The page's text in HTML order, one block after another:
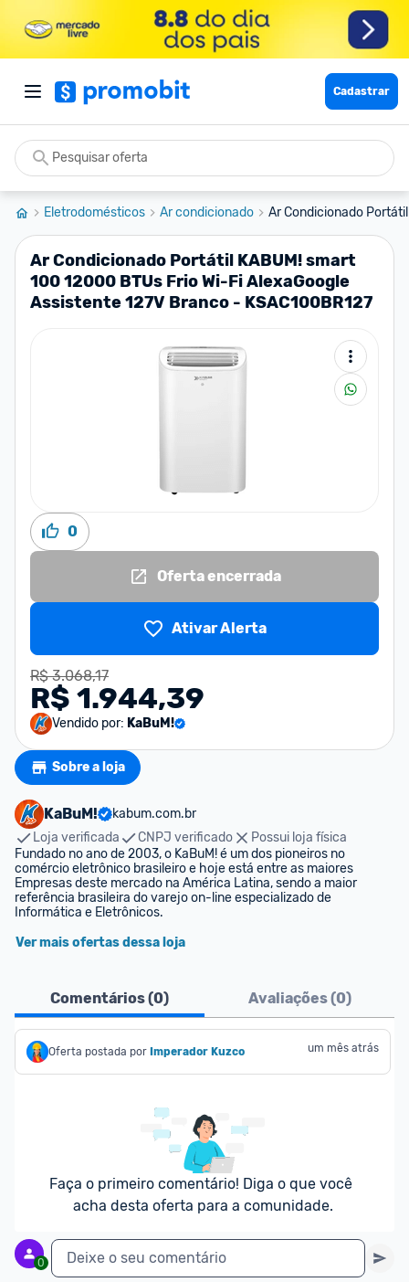
Cadastrar
Eletrodomésticos Ar condicionado Ar Condicionado
Ar Condicionado Portátil KABUM! smart
100 12000 BTUs Frio Wi-Fi AlexaGoogle
Assistente 127V Branco - KSAC100BR127
0
Oferta encerrada
Ativar Alerta
R$ 3.068,17
R$ 1.944,39
Vendido por: KaBuM!
Sobre a loja
KaBuM!
kabum.com.br
Loja verificada
CNPJ verificado
Possui loja física
Fundado no ano de 2003, o KaBuM! é um dos pioneiros no
comércio eletrônico brasileiro e hoje está entre as maiores
Empresas deste mercado na América Latina, sendo a maior
referência brasileira do varejo on-line especializado de
Informática e Eletrônicos.
Ver mais ofertas dessa loja
Comentários (0) Avaliações (0)
Oferta postada por Imperador Kuzco um mês atrás
Faça o primeiro comentário! Diga o que você
acha desta oferta para a comunidade.
0 Deixe o seu comentário